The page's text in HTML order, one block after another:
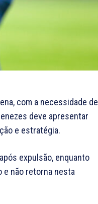
com a necessidade de
deve apresentar
e estratégia.
expulsão, enquanto
e não retorna nesta